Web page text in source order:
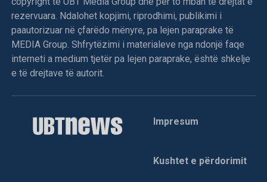
rezervuara. Ndalohet kopjimi, riprodhimi, publikimi i
paautorizuar në çfarëdo mënyre, pa lejen paraprake të
MEDIA Group. Shfrytëzimi i materialeve nga ndonjë faqe
interneti a medium tjetër pa lejen paraprake, është shkelje
e të drejtave të autorit.
Impresum
Kushtet e përdorimit